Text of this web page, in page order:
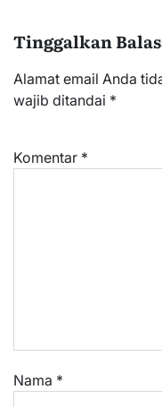
Tinggalkan
Alamat email Anda
wajib ditandai *
Komentar *
Nama *